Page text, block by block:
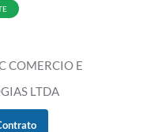
COMERCIO E
LTDA